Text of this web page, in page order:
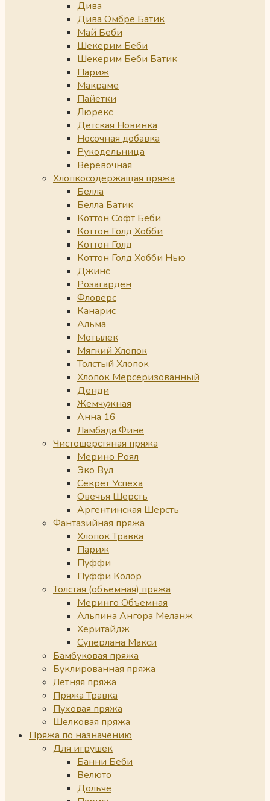
Дива
Дива Омбре Батик
Май Беби
Шекерим Беби
Шекерим Беби Батик
Париж
Макраме
Пайетки
Люрекс
Детская Новинка
Носочная добавка
Рукодельница
Веревочная
Хлопкосодержащая пряжа
Белла
Белла Батик
Коттон Софт Беби
Коттон Голд Хобби
Коттон Голд
Коттон Голд Хобби Нью
Джинс
Розагарден
Фловерс
Канарис
Альма
Мотылек
Мягкий Хлопок
Толстый Хлопок
Хлопок Мерсеризованный
Денди
Жемчужная
Анна 16
Ламбада Фине
Чистошерстяная пряжа
Мерино Роял
Эко Вул
Секрет Успеха
Овечья Шерсть
Аргентинская Шерсть
Фантазийная пряжа
Хлопок Травка
Париж
Пуффи
Пуффи Колор
Толстая (объемная) пряжа
Меринго Объемная
Альпина Ангора Меланж
Херитайдж
Суперлана Макси
Бамбуковая пряжа
Буклированная пряжа
Летняя пряжа
Пряжа Травка
Пуховая пряжа
Шелковая пряжа
Пряжа по назначению
Для игрушек
Банни Беби
Велюто
Дольче